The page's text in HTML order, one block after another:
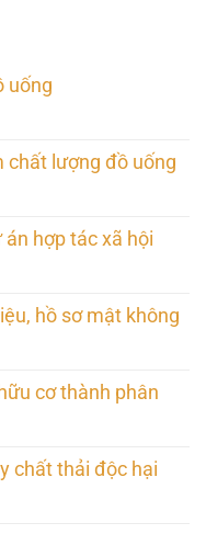
uống
chất lượng đồ uống
hợp tác xã hội
hồ sơ mật không
cơ thành phân
chất thải độc hại